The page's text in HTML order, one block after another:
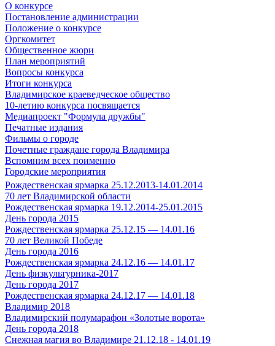
О конкурсе
Постановление администрации
Положение о конкурсе
Оргкомитет
Общественное жюри
План мероприятий
Вопросы конкурса
Итоги конкурса
Владимирское краеведческое общество
10-летию конкурса посвящается
Медиапроект "Формула дружбы"
Печатные издания
Фильмы о городе
Почетные граждане города Владимира
Вспомним всех поименно
Городские мероприятия
Рождественская ярмарка 25.12.2013-14.01.2014
70 лет Владимирской области
Рождественская ярмарка 19.12.2014-25.01.2015
День города 2015
Рождественская ярмарка 25.12.15 — 14.01.16
70 лет Великой Победе
День города 2016
Рождественская ярмарка 24.12.16 — 14.01.17
День физкультурника-2017
День города 2017
Рождественская ярмарка 24.12.17 — 14.01.18
Владимир 2018
Владимирский полумарафон «Золотые ворота»
День города 2018
Снежная магия во Владимире 21.12.18 - 14.01.19